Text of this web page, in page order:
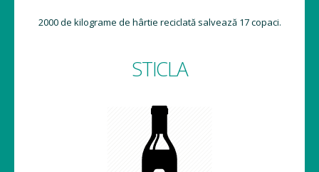
2000 de kilograme de hârtie reciclată salvează 17 copaci.
STICLA